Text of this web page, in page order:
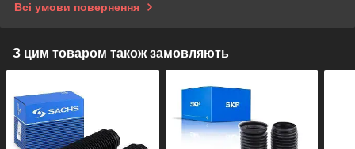
Всі умови повернення
З цим товаром також замовляють